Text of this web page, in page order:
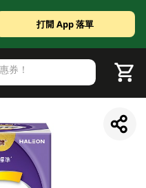
打開 App 落單